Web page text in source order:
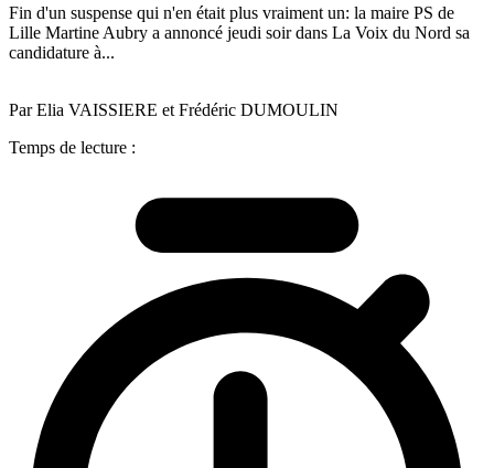
Fin d'un suspense qui n'en était plus vraiment un: la maire PS de
Lille Martine Aubry a annoncé jeudi soir dans La Voix du Nord sa
candidature à...
Par Elia VAISSIERE et Frédéric DUMOULIN
Temps de lecture :